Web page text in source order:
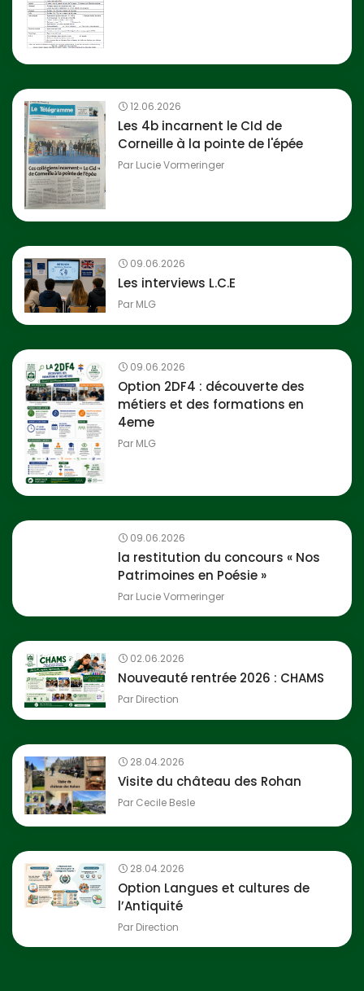
12.06.2026
Les 4b incarnent le CId de
Corneille à la pointe de l'épée
Par Lucie Vormeringer
09.06.2026
Les interviews L.C.E
Par MLG
09.06.2026
Option 2DF4 : découverte des
métiers et des formations en
4eme
Par MLG
09.06.2026
la restitution du concours « Nos
Patrimoines en Poésie »
Par Lucie Vormeringer
02.06.2026
Nouveauté rentrée 2026 : CHAMS
Par Direction
28.04.2026
Visite du château des Rohan
Par Cecile Besle
28.04.2026
Option Langues et cultures de
l’Antiquité
Par Direction